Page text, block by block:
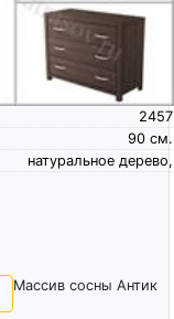
2457
см.
90
натуральное дерево,
Массив сосны Антик